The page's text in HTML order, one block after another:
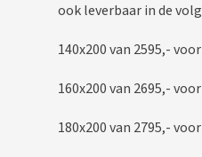
ook leverbaar in de
140x200 van 2595,- voor
160x200 van 2695,- voor
180x200 van 2795,- voor